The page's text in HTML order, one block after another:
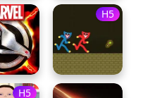
H5
H5